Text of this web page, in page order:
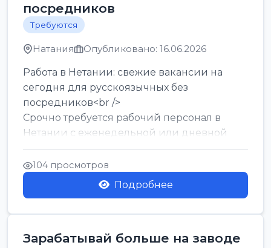
посредников
Требуются
Натания Опубликовано: 16.06.2026
Работа в Нетании: свежие вакансии на
сегодня для русскоязычных без
посредников<br />
Срочно требуется рабочий персонал в
Нетании с еженедельной или дневной
оплатой<br />
Свежие вакансии в Нетании дл...
104 просмотров
Подробнее
Зарабатывай больше на заводе